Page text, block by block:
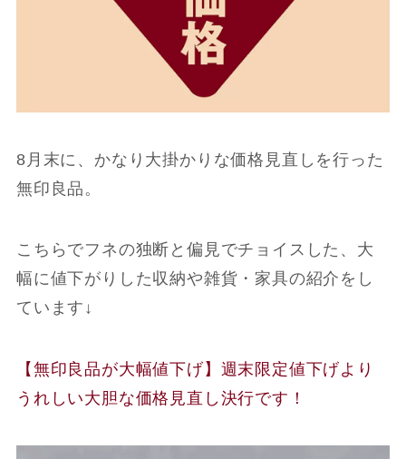
8月末に、かなり大掛かりな価格見直しを行った
無印良品。
こちらでフネの独断と偏見でチョイスした、大
幅に値下がりした収納や雑貨・家具の紹介をし
ています↓
【無印良品が大幅値下げ】週末限定値下げより
うれしい大胆な価格見直し決行です！